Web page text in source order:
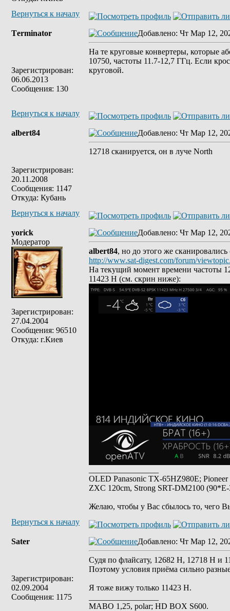
Вернуться к началу
Tеrminatоr
Зарегистрирован:
06.06.2013
Сообщения: 130
Добавлено: Чт Мар 12,
На те круговые конвертеры, которые
10750, частоты 11.7-12,7 ГГц. Если
круговой.
Вернуться к началу
albert84
Зарегистрирован:
20.11.2008
Сообщения: 1147
Откуда: Кубань
Добавлено: Чт Мар 12,
12718 cканируется, он в луче North
Вернуться к началу
yorick
Модератор
Зарегистрирован:
27.04.2004
Сообщения: 96510
Откуда: г.Киев
Добавлено: Чт Мар 12,
albert84, но до этого же
http://www.sat-digest.com/forum/
На текущий момент времени частоты
11423 Н (см. скрин ниже):
OLED Panasonic TX-65HZ980E;
ZXC 120cm, Strong SRT-DM2100
Желаю, чтобы у Вас сбылось то, чего
Вернуться к началу
Sater
Зарегистрирован:
02.09.2004
Сообщения: 1175
Добавлено: Чт Мар 12,
Судя по флайсату, 12682 Н, 12718 Н и
Поэтому условия приёма сильно
Я тоже вижу только 11423 Н.
MABO 1,25, polar; HD BOX S600.